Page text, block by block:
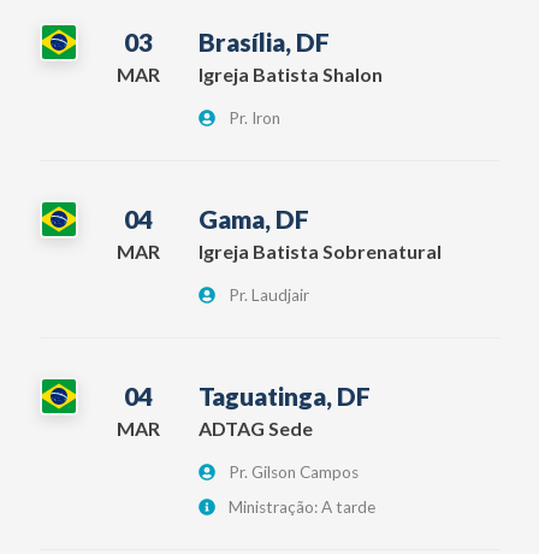
03 Brasília, DF
MAR Igreja Batista Shalon
Pr. Iron
04 Gama, DF
MAR Igreja Batista Sobrenatural
Pr. Laudjair
04 Taguatinga, DF
MAR ADTAG Sede
Pr. Gilson Campos
Ministração: A tarde